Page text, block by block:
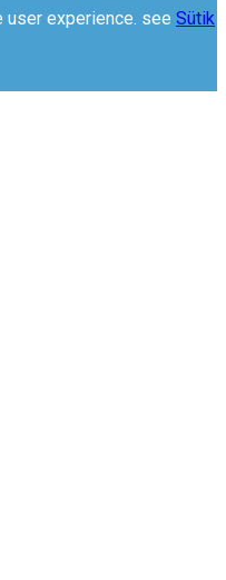
experience. see Sütik